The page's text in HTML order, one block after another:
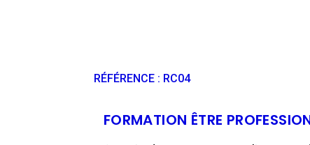
RÉFÉRENCE : RC04
FORMATION ÊTRE